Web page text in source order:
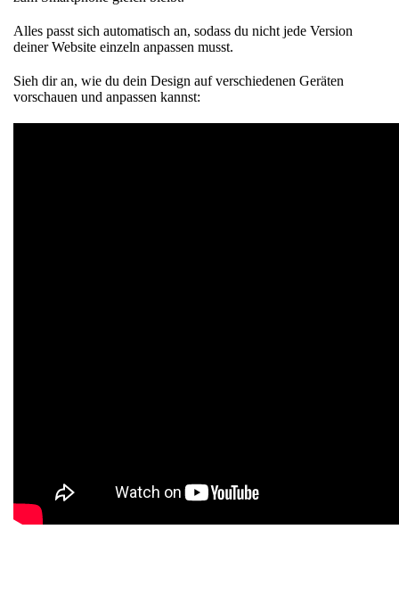
Alles passt sich automatisch an, sodass du nicht jede Version
deiner Website einzeln anpassen musst.
Sieh dir an, wie du dein Design auf verschiedenen Geräten
vorschauen und anpassen kannst: